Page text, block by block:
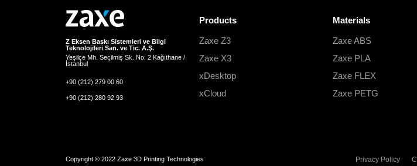
Z Eksen Baskı Sistemleri ve Bilgi
Teknolojileri San. ve Tic. A.Ş.
Yeşilçe Mh. Seçilmiş Sk. No: 2 Kağıthane /
İstanbul
+90 (212) 279 00 60
+90 (212) 280 92 93
Products
Zaxe Z3
Zaxe X3
xDesktop
xCloud
Materials
Zaxe ABS
Zaxe PLA
Zaxe FLEX
Zaxe PETG
Copyright © 2022 Zaxe 3D Printing Technologies Privacy Policy